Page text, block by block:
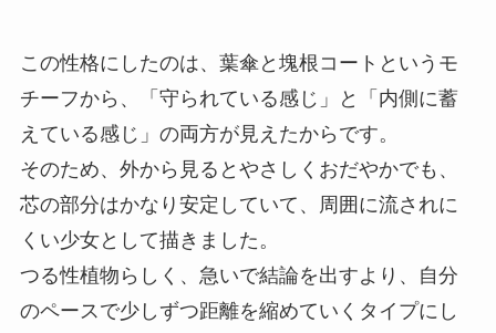
この性格にしたのは、葉傘と塊根コートというモ
チーフから、「守られている感じ」と「内側に蓄
えている感じ」の両方が見えたからです。
そのため、外から見るとやさしくおだやかでも、
芯の部分はかなり安定していて、周囲に流されに
くい少女として描きました。
つる性植物らしく、急いで結論を出すより、自分
のペースで少しずつ距離を縮めていくタイプにし